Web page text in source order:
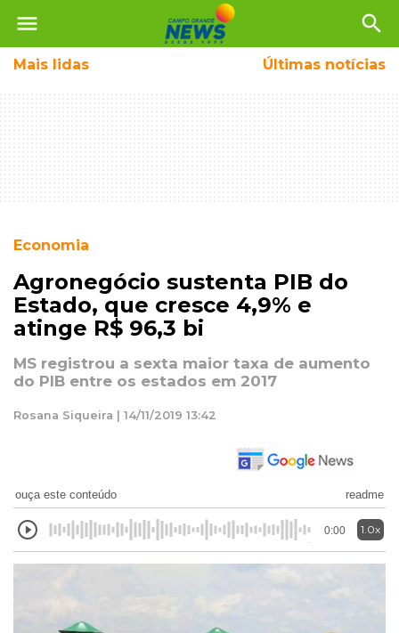
menu search
Mais lidas Últimas notícias
Economia
Agronegócio sustenta PIB do
Estado, que cresce 4,9% e
atinge R$ 96,3 bi
MS registrou a sexta maior taxa de aumento
do PIB entre os estados em 2017
Rosana Siqueira | 14/11/2019 13:42
ouça este conteúdo readme
0:00 1.0x